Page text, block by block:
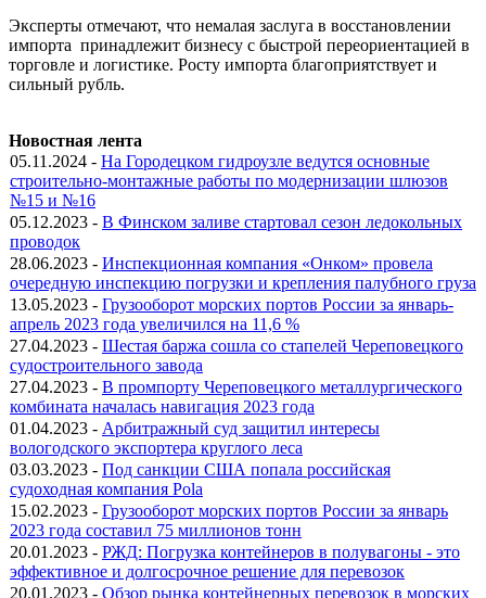
Эксперты отмечают, что немалая заслуга в восстановлении
импорта принадлежит бизнесу с быстрой переориентацией в
торговле и логистике. Росту импорта благоприятствует и
сильный рубль.
Новостная лента
05.11.2024 - На Городецком гидроузле ведутся основные
строительно-монтажные работы по модернизации шлюзов
№15 и №16
05.12.2023 - В Финском заливе стартовал сезон ледокольных
проводок
28.06.2023 - Инспекционная компания «Онком» провела
очередную инспекцию погрузки и крепления палубного груза
13.05.2023 - Грузооборот морских портов России за январь-
апрель 2023 года увеличился на 11,6 %
27.04.2023 - Шестая баржа сошла со стапелей Череповецкого
судостроительного завода
27.04.2023 - В промпорту Череповецкого металлургического
комбината началась навигация 2023 года
01.04.2023 - Арбитражный суд защитил интересы
вологодского экспортера круглого леса
03.03.2023 - Под санкции США попала российская
судоходная компания Pola
15.02.2023 - Грузооборот морских портов России за январь
2023 года составил 75 миллионов тонн
20.01.2023 - РЖД: Погрузка контейнеров в полувагоны - это
эффективное и долгосрочное решение для перевозок
20.01.2023 - Обзор рынка контейнерных перевозок в морских